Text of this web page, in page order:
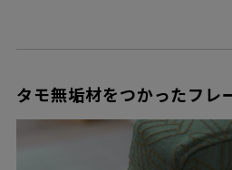
タモ無垢材をつかったフレ